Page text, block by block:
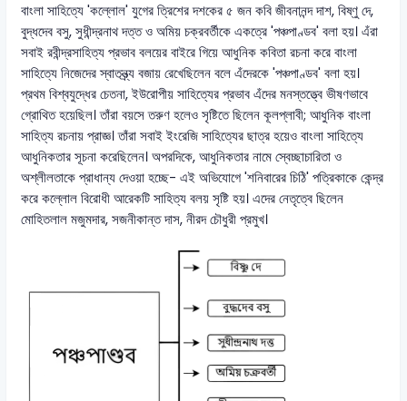
বাংলা সাহিত্যে 'কল্লোল' যুগের ত্রিশের দশকের ৫ জন কবি জীবনানন্দ দাশ, বিষ্ণু দে,
বুদ্ধদেব বসু, সুধীন্দ্রনাথ দত্ত ও অমিয় চক্রবর্তীকে একত্রে 'পঞ্চপাণ্ডব' বলা হয়। এঁরা
সবাই রবীন্দ্রসাহিত্য প্রভাব বলয়ের বাইরে গিয়ে আধুনিক কবিতা রচনা করে বাংলা
সাহিত্যে নিজেদের স্বাতন্ত্র্য বজায় রেখেছিলেন বলে এঁদেরকে 'পঞ্চপাণ্ডব' বলা হয়।
প্রথম বিশ্বযুদ্ধের চেতনা, ইউরোপীয় সাহিত্যের প্রভাব এঁদের মনস্তত্ত্বে ভীষণভাবে
গ্রোথিত হয়েছিল। তাঁরা বয়সে তরুণ হলেও সৃষ্টিতে ছিলেন কূলপ্লাবী; আধুনিক বাংলা
সাহিত্য রচনায় প্রাজ্ঞ। তাঁরা সবাই ইংরেজি সাহিত্যের ছাত্র হয়েও বাংলা সাহিত্যে
আধুনিকতার সূচনা করেছিলেন। অপরদিকে, আধুনিকতার নামে স্বেচ্ছাচারিতা ও
অশ্লীলতাকে প্রাধান্য দেওয়া হচ্ছে- এই অভিযোগে 'শনিবারের চিঠি' পত্রিকাকে কেন্দ্র
করে কল্লোল বিরোধী আরেকটি সাহিত্য বলয় সৃষ্টি হয়। এদের নেতৃত্বে ছিলেন
মোহিতলাল মজুমদার, সজনীকান্ত দাস, নীরদ চৌধুরী প্রমুখ।